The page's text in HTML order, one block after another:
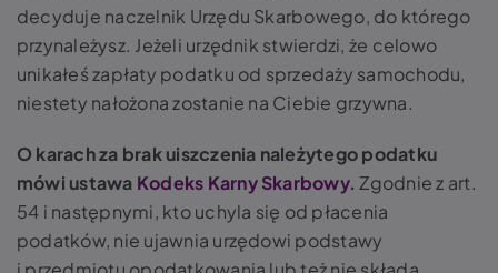
decyduje naczelnik Urzędu Skarbowego, do którego
przynależysz. Jeżeli urzędnik stwierdzi, że celowo
unikałeś zapłaty podatku od sprzedaży samochodu,
niestety nałożona zostanie na Ciebie grzywna.
O karach za brak uiszczenia należytego podatku
mówi ustawa Kodeks Karny Skarbowy. Zgodnie z art.
54 i następnymi, kto uchyla się od płacenia
podatków, nie ujawnia urzędowi podstawy